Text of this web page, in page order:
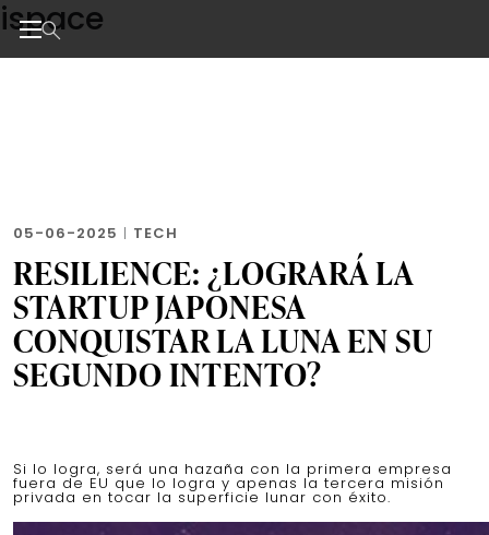
Skip
to
the
ispace
05-06-2025 | TECH
RESILIENCE: ¿LOGRARÁ LA
STARTUP JAPONESA
CONQUISTAR LA LUNA EN SU
SEGUNDO INTENTO?
Si lo logra, será una hazaña con la primera empresa
fuera de EU que lo logra y apenas la tercera misión
privada en tocar la superficie lunar con éxito.